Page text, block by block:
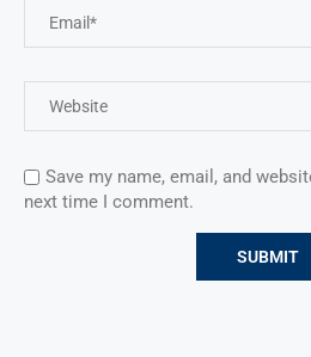
Save my name, email, and
next time I comment.